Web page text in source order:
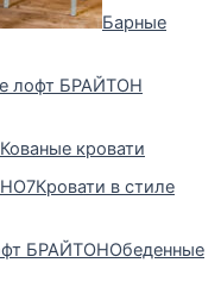
Барные
Кованые кровати
Кровати в стиле
Обеденные